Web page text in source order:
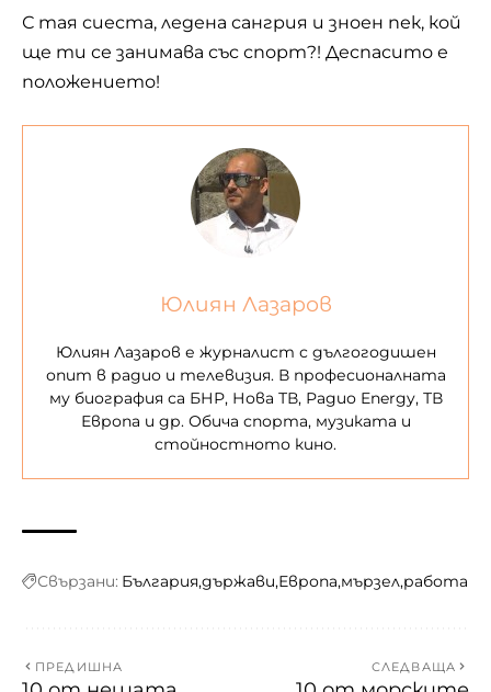
С тая сиеста, ледена сангрия и зноен пек, кой
ще ти се занимава със спорт?! Деспасито е
положението!
Юлиян Лазаров
Юлиян Лазаров е журналист с дългогодишен
опит в радио и телевизия. В професионалната
му биография са БНР, Нова ТВ, Радио Energy, ТВ
Европа и др. Обича спорта, музиката и
стойностното кино.
Свързани: България държави Европа мързел работа
ПРЕДИШНА СЛЕДВАЩА